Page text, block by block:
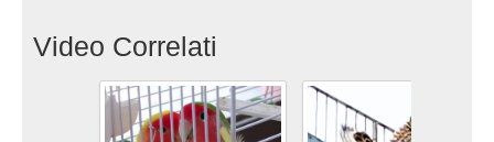
Video Correlati